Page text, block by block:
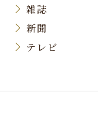
雑誌
新聞
テレビ